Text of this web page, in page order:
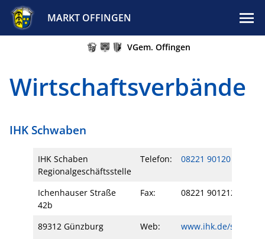
MARKT OFFINGEN
VGem. Offingen
Wirtschaftsverbände
IHK Schwaben
IHK Schaben
Regionalgeschäftsstelle
Telefon: 08221 90120
Ichenhauser Straße
42b
Fax: 08221 901212
89312 Günzburg Web: www.ihk.de/schaben